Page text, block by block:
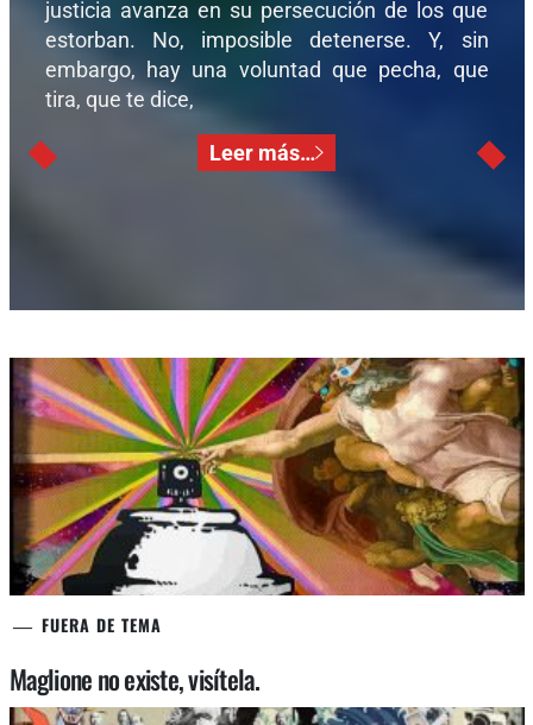
justicia avanza en su persecución de los que
estorban. No, imposible detenerse. Y, sin
embargo, hay una voluntad que pecha, que
tira, que te dice,
Leer más…
FUERA DE TEMA
Maglione no existe, visítela.